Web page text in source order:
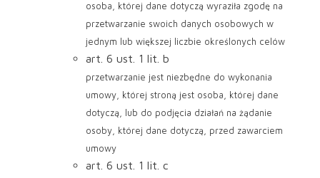
osoba, której dane dotyczą wyraziła zgodę na
przetwarzanie swoich danych osobowych w
jednym lub większej liczbie określonych celów
art. 6 ust. 1 lit. b
przetwarzanie jest niezbędne do wykonania
umowy, której stroną jest osoba, której dane
dotyczą, lub do podjęcia działań na żądanie
osoby, której dane dotyczą, przed zawarciem
umowy
art. 6 ust. 1 lit. c